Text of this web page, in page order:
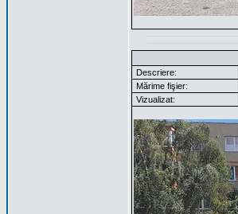
Descriere:
Mărime fişier:
Vizualizat: